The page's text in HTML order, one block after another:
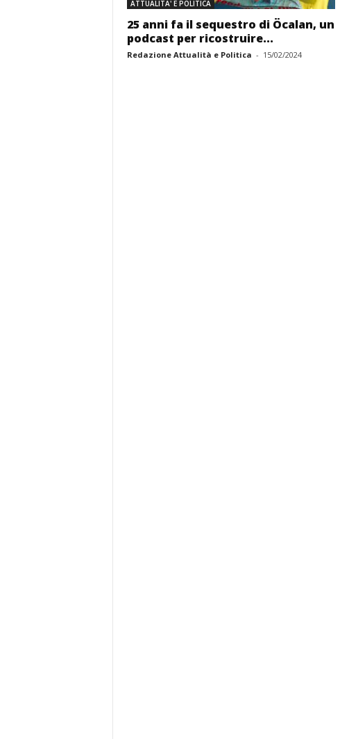
ATTUALITA' E POLITICA
25 anni fa il sequestro di Öcalan, un
podcast per ricostruire...
Redazione Attualità e Politica - 15/02/2024